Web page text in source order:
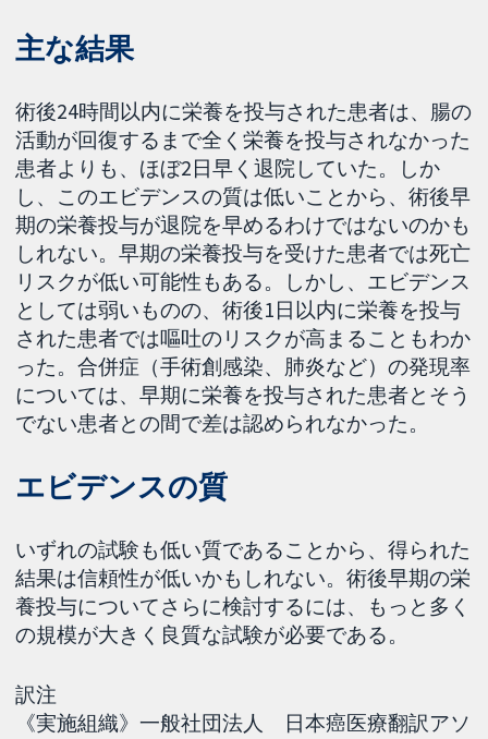
主な結果
術後24時間以内に栄養を投与された患者は、腸の
活動が回復するまで全く栄養を投与されなかった
患者よりも、ほぼ2日早く退院していた。しか
し、このエビデンスの質は低いことから、術後早
期の栄養投与が退院を早めるわけではないのかも
しれない。早期の栄養投与を受けた患者では死亡
リスクが低い可能性もある。しかし、エビデンス
としては弱いものの、術後1日以内に栄養を投与
された患者では嘔吐のリスクが高まることもわか
った。合併症（手術創感染、肺炎など）の発現率
については、早期に栄養を投与された患者とそう
でない患者との間で差は認められなかった。
エビデンスの質
いずれの試験も低い質であることから、得られた
結果は信頼性が低いかもしれない。術後早期の栄
養投与についてさらに検討するには、もっと多く
の規模が大きく良質な試験が必要である。
訳注
《実施組織》一般社団法人 日本癌医療翻訳アソ